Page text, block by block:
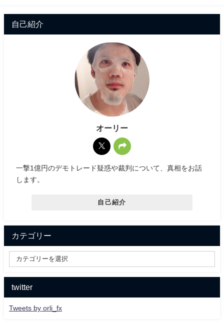
自己紹介
オーリー
一撃1億円のデモトレード疑惑や裁判について、真相をお話
します。
自己紹介
カテゴリー
twitter
Tweets by orli_fx